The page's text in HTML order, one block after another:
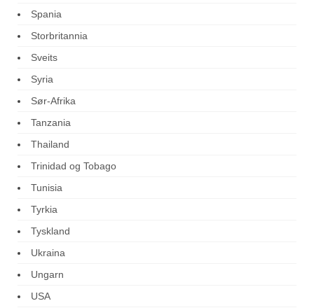
Spania
Storbritannia
Sveits
Syria
Sør-Afrika
Tanzania
Thailand
Trinidad og Tobago
Tunisia
Tyrkia
Tyskland
Ukraina
Ungarn
USA